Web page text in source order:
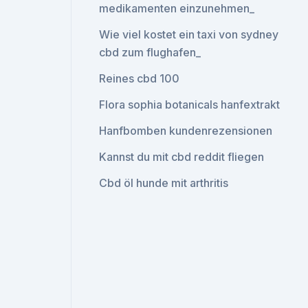
medikamenten einzunehmen_
Wie viel kostet ein taxi von sydney
cbd zum flughafen_
Reines cbd 100
Flora sophia botanicals hanfextrakt
Hanfbomben kundenrezensionen
Kannst du mit cbd reddit fliegen
Cbd öl hunde mit arthritis